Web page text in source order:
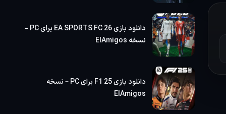
دانلود بازی EA SPORTS FC 26 برای PC –
نسخه ElAmigos
دانلود بازی F1 25 برای PC – نسخه
ElAmigos